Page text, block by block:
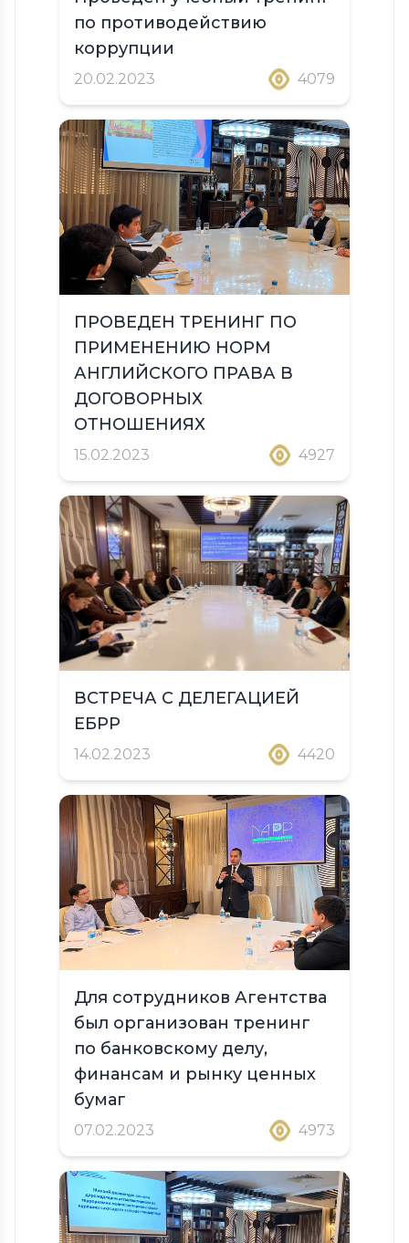
по противодействию
коррупции
20.02.2023 4079
ПРОВЕДЕН ТРЕНИНГ ПО
ПРИМЕНЕНИЮ НОРМ
АНГЛИЙСКОГО ПРАВА В
ДОГОВОРНЫХ
ОТНОШЕНИЯХ
15.02.2023 4927
ВСТРЕЧА С ДЕЛЕГАЦИЕЙ
ЕБРР
14.02.2023 4420
Для сотрудников Агентства
был организован тренинг
по банковскому делу,
финансам и рынку ценных
бумаг
07.02.2023 4973